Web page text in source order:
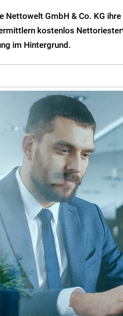
Nettowelt GmbH & Co. KG
kostenlos
im Hintergrund.